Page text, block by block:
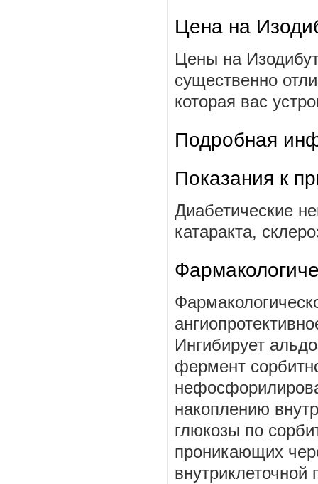
Цена на
Цены на
существенно
которая вас
Подробная
Показания к
Диабетические
катаракта,
Ингибирует
фермент
накоплению
глюкозы по
проникающих
внутриклеточной